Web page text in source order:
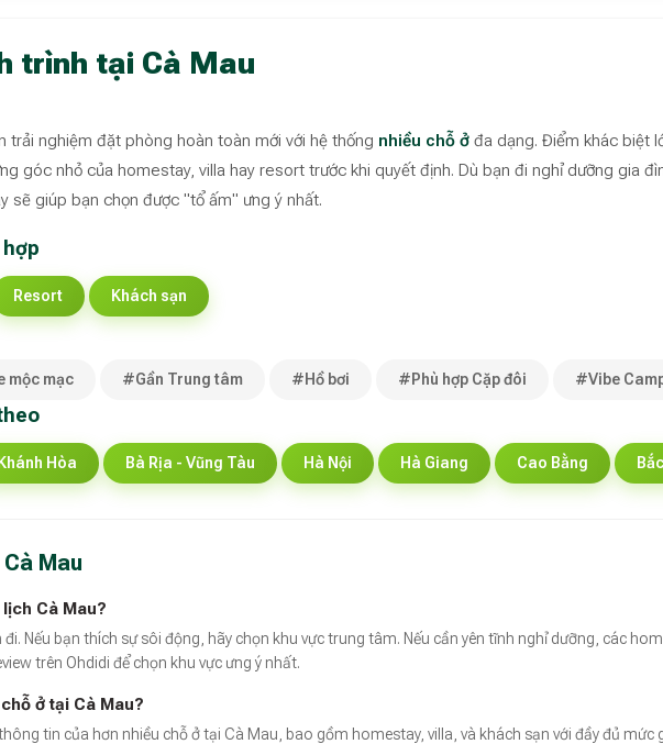
trình tại Cà Mau
trải nghiệm đặt phòng hoàn toàn mới với hệ thống nhiều chỗ ở đa dạng. Điểm khác biệt
góc nhỏ của homestay, villa hay resort trước khi quyết định. Dù bạn đi nghỉ dưỡng gia
sẽ giúp bạn chọn được "tổ ấm" ưng ý nhất.
Resort Khách sạn
mộc mạc #Gần Trung tâm #Hồ bơi #Phù hợp Cặp đôi #Vibe
Khánh Hòa Bà Rịa - Vũng Tàu Hà Nội Hà Giang Cao Bằng
Mau
Cà Mau?
đi. Nếu bạn thích sự sôi động, hãy chọn khu vực trung tâm. Nếu cần yên tĩnh nghỉ dưỡng, các
trên Ohdidi để chọn khu vực ưng ý nhất.
ở tại Cà Mau?
tin của hơn nhiều chỗ ở tại Cà Mau, bao gồm homestay, villa, và khách sạn với đầy đủ mức